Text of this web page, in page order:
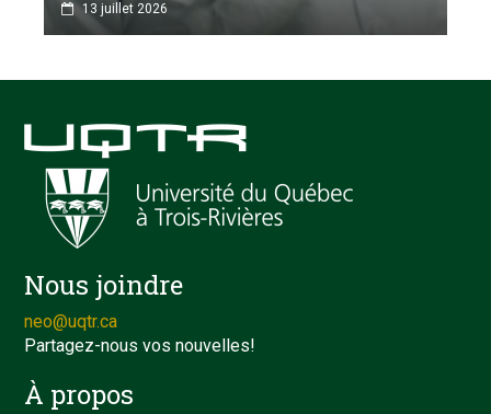
13 juillet 2026
Nous joindre
neo@uqtr.ca
Partagez-nous vos nouvelles!
À propos